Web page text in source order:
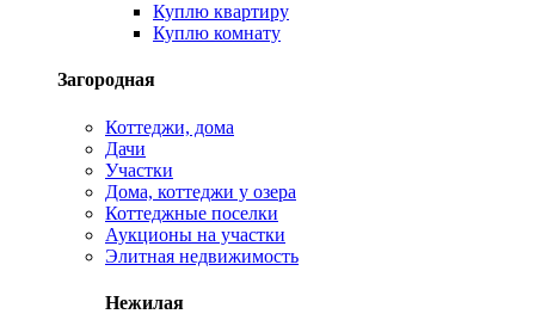
Куплю квартиру
Куплю комнату
Загородная
Коттеджи, дома
Дачи
Участки
Дома, коттеджи у озера
Коттеджные поселки
Аукционы на участки
Элитная недвижимость
Нежилая